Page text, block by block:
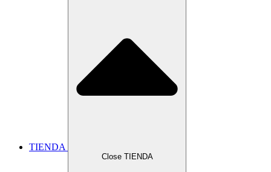
TIENDA
Close TIENDA